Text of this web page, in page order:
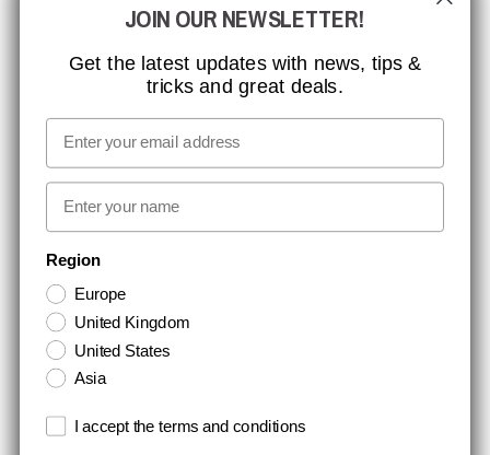
MISSION, VISION OG VÆRDIER
KONTAKT
JOB HOS CCBSAFETY
MEDIA
VI TAGER ANSVAR
NYHEDSBREV TILMELDING
Hold dig opdateret med gode tilbud og produktnyheder. Din e-mail
opbevares sikkert og du kan til enhver tid
JOIN OUR NEWSLETTER!
Get the latest updates with news, tips &
tricks and great deals.
Email
First name
Region
Europe
United Kingdom
United States
Asia
Terms and conditions
I accept the terms and conditions